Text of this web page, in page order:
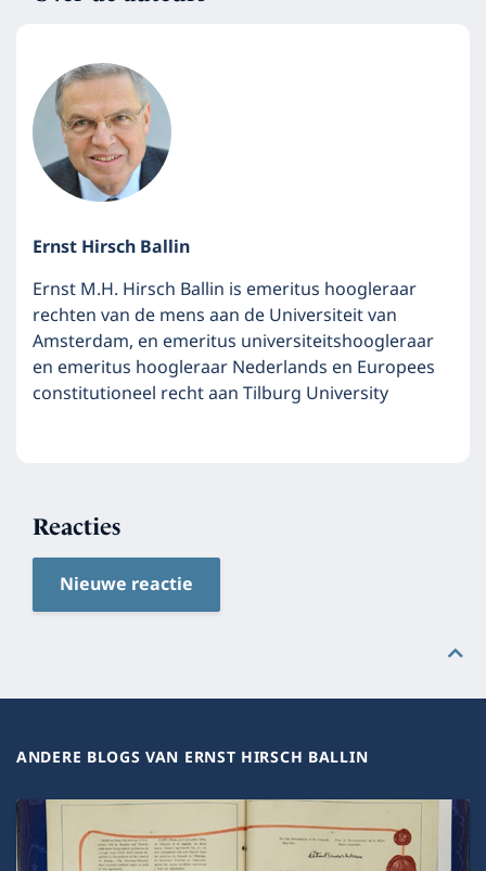
Ernst Hirsch Ballin
Ernst M.H. Hirsch Ballin is emeritus hoogleraar
rechten van de mens aan de Universiteit van
Amsterdam, en emeritus universiteitshoogleraar
en emeritus hoogleraar Nederlands en Europees
constitutioneel recht aan Tilburg University
Reacties
Nieuwe reactie
ANDERE BLOGS VAN ERNST HIRSCH BALLIN